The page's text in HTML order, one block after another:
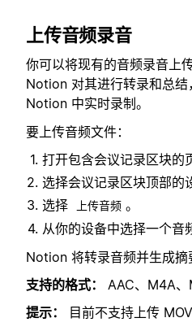
上传音频录音
你可以将现有的音频录音上
Notion 对其进行转录和总结
Notion 中实时录制。
要上传音频文件：
打开包含会议记录区块的
选择会议记录区块顶部的
选择
上传音频 。
从你的设备中选择一个音
Notion 将转录音频并生成摘
支持的格式：
AAC、M4A、
提示：
目前不支持上传